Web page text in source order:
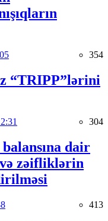
354
“TRIPP”lərini
304
dair
zəifliklərin
413